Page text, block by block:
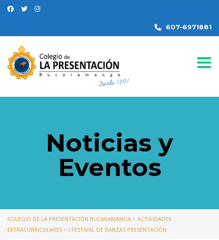
607-6971881
Noticias y
Eventos
COLEGIO DE LA PRESENTACIÓN BUCARAMANGA > ACTIVIDADES
EXTRACURRICULARES > I FESTIVAL DE DANZAS PRESENTACIÓN